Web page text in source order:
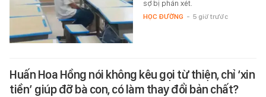
sợ bị phán xét.
HỌC ĐƯỜNG - 5 giờ trước
Huấn Hoa Hồng nói không kêu gọi từ thiện, chỉ ‘xin
tiền’ giúp đỡ bà con, có làm thay đổi bản chất?